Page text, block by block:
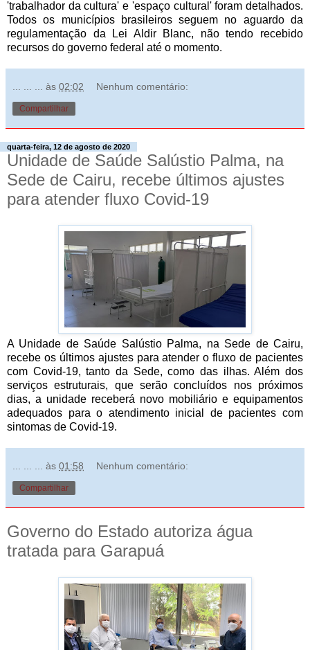
'trabalhador da cultura' e 'espaço cultural' foram detalhados.
Todos os municípios brasileiros seguem no aguardo da
regulamentação da Lei Aldir Blanc, não tendo recebido
recursos do governo federal até o momento.
às 02:02 Nenhum comentário:
Compartilhar
quarta-feira, 12 de agosto de 2020
Unidade de Saúde Salústio Palma, na
Sede de Cairu, recebe últimos ajustes
para atender fluxo Covid-19
A Unidade de Saúde Salústio Palma, na Sede de Cairu,
recebe os últimos ajustes para atender o fluxo de pacientes
com Covid-19, tanto da Sede, como das ilhas. Além dos
serviços estruturais, que serão concluídos nos próximos
dias, a unidade receberá novo mobiliário e equipamentos
adequados para o atendimento inicial de pacientes com
sintomas de Covid-19.
... ... ... às 01:58 Nenhum comentário:
Compartilhar
Governo do Estado autoriza água
tratada para Garapuá